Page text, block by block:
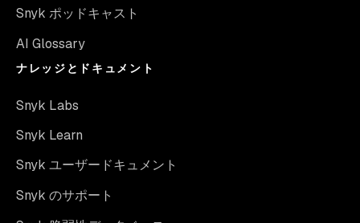
Snyk ポッドキャスト
AI Glossary
ナレッジとドキュメント
Snyk Labs
Snyk Learn
Snyk ユーザードキュメント
Snyk のサポート